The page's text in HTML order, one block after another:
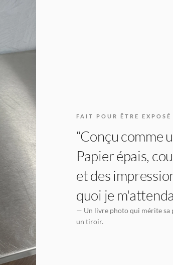
FAIT POUR ÊTRE EXPOSÉ
“Conçu comme
Papier épais,
et des
quoi je
— Un livre photo qui mérite sa
un tiroir.